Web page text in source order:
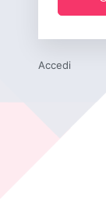
Accedi